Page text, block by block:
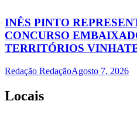
INÊS PINTO
CONCURSO
TERRITÓRIOS
Redação RedaçãoAgosto 7, 2026
Locais